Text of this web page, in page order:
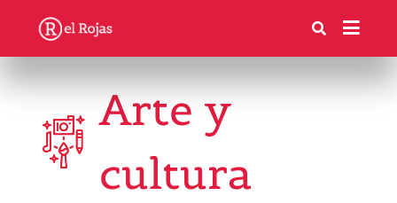
Arte y
cultura